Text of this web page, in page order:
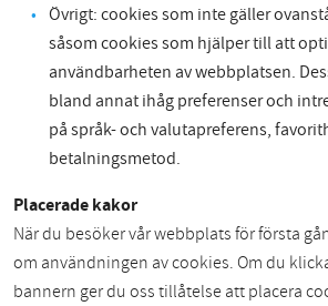
Övrigt: cookies som inte gäller
såsom cookies som hjälper till att
användbarheten av webbplatsen.
bland annat ihåg preferenser och
på språk- och valutapreferens,
betalningsmetod.
Placerade kakor
När du besöker vår webbplats för första
om användningen av cookies. Om du
bannern ger du oss tillåtelse att placera